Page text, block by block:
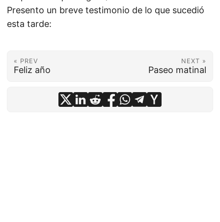
Presento un breve testimonio de lo que sucedió
esta tarde:
« PREV
Feliz año
NEXT »
Paseo matinal